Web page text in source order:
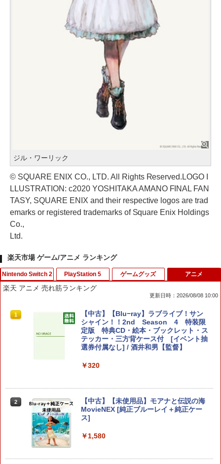
ジル・ワーリック
© SQUARE ENIX CO., LTD. All Rights Reserved.LOGO I
LLUSTRATION: c2020 YOSHITAKA AMANO FINAL FAN
TASY, SQUARE ENIX and their respective logos are trad
emarks or registered trademarks of Square Enix Holdings
Co.,
Ltd.
楽天市場 ゲーム/アニメ ランキング
Nintendo Switch 2
1
龍の国 ルーンファクトリー Nintendo S
witch 2 Edition[ラッピング不可] R-LO
GI
￥4,980
￥5,676
PlayStation 5
1
[メール便OK]【新品】【PS5】イースIX
‐Monstrum NOX‐[在庫品]
￥3,200
お役立ちセット)
￥3,484
ゲームグッズ
1
【1000円 ポッキリ 送料無料】コロンバ
スサークル 16ビットポケットMD 用【
マット 反射低減 】液晶 保護 フィルム ★
ゲーム ゲーム機 ゲーム端末 液晶 画面 保
護 フィルム シート 保護フィルム 保護シ
【中古】Wiiスポーツ リゾート (「Wiiモ
ーションプラス (シロ) 」1個同梱)
￥1,627
アニメ
楽天 アニメ 売れ筋ランキング
更新日時：2026/08/08 10:00
1
【中古】【Blu−ray】ラブライブ！サン
シャイン！！2nd Season 4 特装限
定版 特典CD・絵本・ブックレット・ス
テッカー・三方背ケース付 [イベント抽
選券付属なし] / 酒井和男【監督】
￥320
2
【中古】【未使用品】モアナと伝説の海
MovieNEX [純正ブルーレイ＋純正ケー
ス]
￥1,580